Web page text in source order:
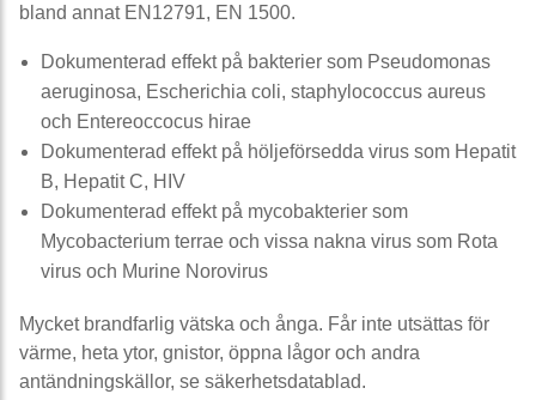
bland annat EN12791, EN 1500.
Dokumenterad effekt på bakterier som Pseudomonas
aeruginosa, Escherichia coli, staphylococcus aureus
och Entereoccocus hirae
Dokumenterad effekt på höljeförsedda virus som Hepatit
B, Hepatit C, HIV
Dokumenterad effekt på mycobakterier som
Mycobacterium terrae och vissa nakna virus som Rota
virus och Murine Norovirus
Mycket brandfarlig vätska och ånga. Får inte utsättas för
värme, heta ytor, gnistor, öppna lågor och andra
antändningskällor, se säkerhetsdatablad.